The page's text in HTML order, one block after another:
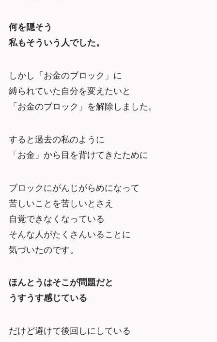
何を隠そう
私もそういう人でした。
しかし「お金のブロック」に
縛られていた自分を変えたいと
「お金のブロック」を解除しました。
すると過去の私のように
「お金」から目を背けてきたために
ブロックにがんじがらめになって
苦しいことを苦しいとさえ
自覚できなくなっている
そんな人がたくさんいることに
気づいたのです。
ほんとうはそこが問題だと
うすうす感じている
だけど避けて後回しにしている